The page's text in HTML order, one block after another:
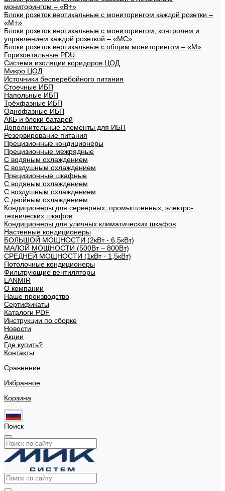
мониторингом – «В+»
Блоки розеток вертикальные с мониторингом каждой розетки –
«М+»
Блоки розеток вертикальные с мониторингом, контролем и
управлением каждой розеткой – «МС»
Блоки розеток вертикальные с общим мониторингом – «М»
Горизонтальные PDU
Система изоляции коридоров ЦОД
Микро ЦОД
Источники бесперебойного питания
Стоечные ИБП
Напольные ИБП
Трёхфазные ИБП
Однофазные ИБП
АКБ и блоки батарей
Дополнительные элементы для ИБП
Резервирование питания
Прецизионные кондиционеры
Прецизионные межрядные
С водяным охлаждением
С воздушным охлаждением
Прецизионные шкафные
С водяным охлаждением
С воздушным охлаждением
С двойным охлаждением
Кондиционеры для серверных, промышленных, электро-
технических шкафов
Кондиционеры для уличных климатических шкафов
Настенные кондиционеры
БОЛЬШОЙ МОЩНОСТИ (2кВт - 6,5кВт)
МАЛОЙ МОЩНОСТИ (500Вт – 800Вт)
СРЕДНЕЙ МОЩНОСТИ (1кВт - 1,5кВт)
Потолочные кондиционеры
Фильтрующие вентиляторы
LANMIR
О компании
Наше производство
Сертификаты
Каталоги PDF
Инструкции по сборке
Новости
Акции
Где купить?
Контакты
Сравнение
Избранное
Корзина
Поиск